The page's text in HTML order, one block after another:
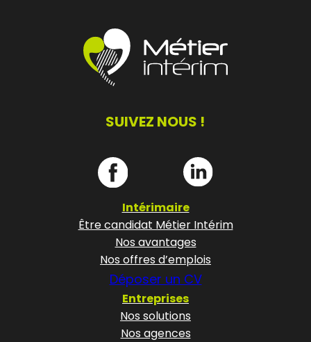
SUIVEZ NOUS !
Intérimaire
Être candidat Métier Intérim
Nos avantages
Nos offres d’emplois
Déposer un CV
Entreprises
Nos solutions
Nos agences